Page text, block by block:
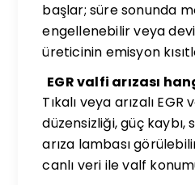
başlar; süre sonunda
engellenebilir veya devir
üreticinin emisyon
EGR valfi arızası
Tıkalı veya arızalı
düzensizliği, güç kaybı,
arıza lambası
canlı veri ile valf